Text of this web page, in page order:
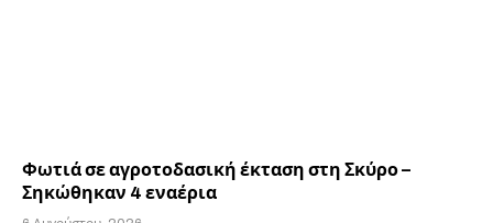
Φωτιά σε αγροτοδασική έκταση στη Σκύρο –
Σηκώθηκαν 4 εναέρια